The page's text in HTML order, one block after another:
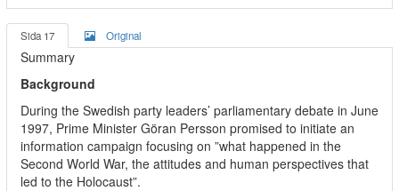
Sida 17 Original
Summary
Background
During the Swedish party leaders’ parliamentary debate in June
1997, Prime Minister Göran Persson promised to initiate an
information campaign focusing on ”what happened in the
Second World War, the attitudes and human perspectives that
led to the Holocaust”.